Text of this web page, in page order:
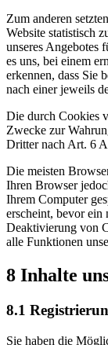
Zum anderen
Website statistisch
unseres Angebotes
es uns, bei einem
erkennen, dass Sie
nach einer jeweils
Die durch Cookies
Zwecke zur
Dritter nach Art. 6
Die meisten
Ihren Browser
Ihrem Computer
erscheint, bevor
Deaktivierung von
alle Funktionen
8 Inhalte
8.1
Sie haben die